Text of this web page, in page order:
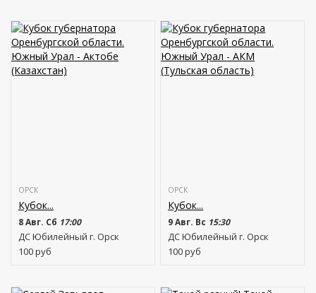
ОРСК
Кубок...
8 Авг. Сб 17:00
ДС Юбилейный г. Орск
100руб
ОРСК
Кубок...
9 Авг. Вс 15:30
ДС Юбилейный г. Орск
100руб